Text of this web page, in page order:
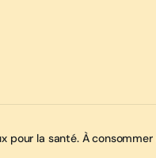
pour la santé. À